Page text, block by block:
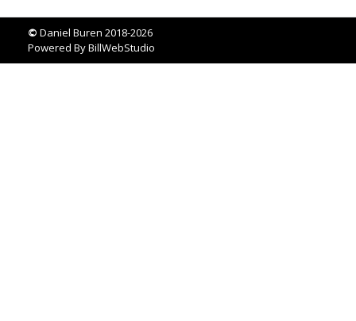
© Daniel Buren 2018-2026
Powered ByBillWebStudio